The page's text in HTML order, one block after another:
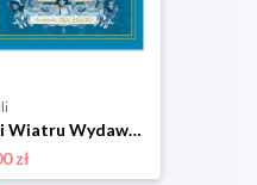
Pani Wiatru Wydawnictwo literackie
zł